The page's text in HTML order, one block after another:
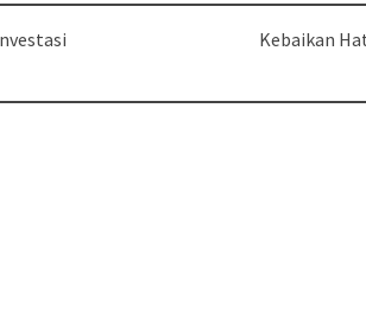
Kebaikan